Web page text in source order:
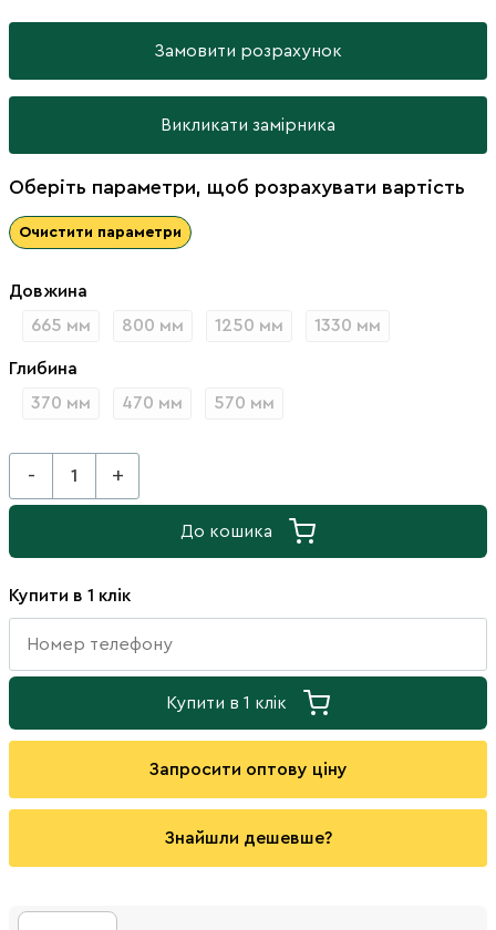
Замовити розрахунок
Викликати замірника
Оберіть параметри, щоб розрахувати вартість
Очистити параметри
Довжина
665 мм
800 мм 1250 мм 1330 мм
Глибина
370 мм
470 мм 570 мм
- +
До кошика
Купити в 1 клік
Купити в 1 клік
Запросити оптову ціну
Знайшли дешевше?